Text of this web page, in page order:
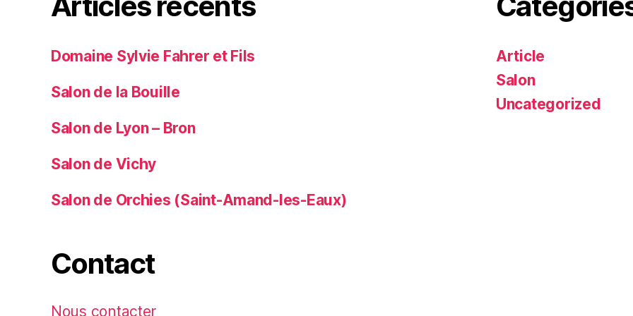
Domaine Sylvie Fahrer et Fils
Salon de la Bouille
Salon de Lyon – Bron
Salon de Vichy
Salon de Orchies (Saint-Amand-les-Eaux)
Contact
Nous contacter
Article
Salon
Uncategorized